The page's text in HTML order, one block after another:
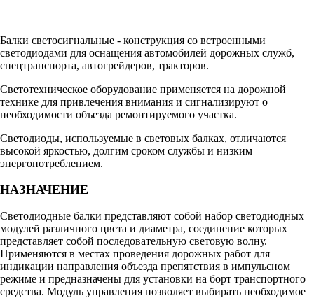
Балки светосигнальные - конструкция со встроенными
светодиодами для оснащения автомобилей дорожных служб,
спецтранспорта, автогрейдеров, тракторов.
Светотехническое оборудование применяется на дорожной
технике для привлечения внимания и сигнализируют о
необходимости объезда ремонтируемого участка.
Светодиоды, используемые в световых балках, отличаются
высокой яркостью, долгим сроком службы и низким
энергопотреблением.
НАЗНАЧЕНИЕ
Светодиодные балки представляют собой набор светодиодных
модулей различного цвета и диаметра, соединение которых
представляет собой последовательную световую волну.
Применяются в местах проведения дорожных работ для
индикации направления объезда препятствия в импульсном
режиме и предназначены для установки на борт транспортного
средства. Модуль управления позволяет выбирать необходимое